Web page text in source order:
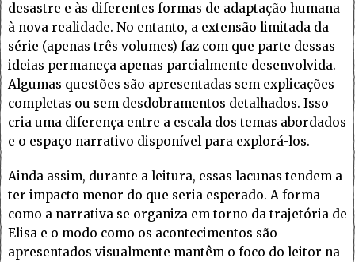
desastre e às diferentes formas de adaptação humana
à nova realidade. No entanto, a extensão limitada da
série (apenas três volumes) faz com que parte dessas
ideias permaneça apenas parcialmente desenvolvida.
Algumas questões são apresentadas sem explicações
completas ou sem desdobramentos detalhados. Isso
cria uma diferença entre a escala dos temas abordados
e o espaço narrativo disponível para explorá-los.
Ainda assim, durante a leitura, essas lacunas tendem a
ter impacto menor do que seria esperado. A forma
como a narrativa se organiza em torno da trajetória de
Elisa e o modo como os acontecimentos são
apresentados visualmente mantêm o foco do leitor na